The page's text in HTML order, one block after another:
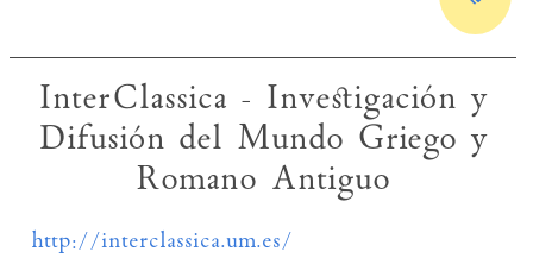
InterClassica - Investigación y
Difusión del Mundo Griego y
Romano Antiguo
http://interclassica.um.es/